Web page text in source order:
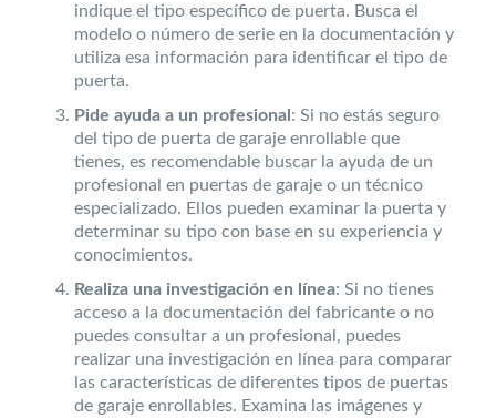
indique el tipo específico de puerta. Busca el
modelo o número de serie en la documentación y
utiliza esa información para identificar el tipo de
puerta.
Pide ayuda a un profesional : Si no estás seguro
del tipo de puerta de garaje enrollable que
tienes, es recomendable buscar la ayuda de un
profesional en puertas de garaje o un técnico
especializado. Ellos pueden examinar la puerta y
determinar su tipo con base en su experiencia y
conocimientos.
Realiza una investigación en línea: Si no tienes
acceso a la documentación del fabricante o no
puedes consultar a un profesional, puedes
realizar una investigación en línea para comparar
las características de diferentes tipos de puertas
de garaje enrollables. Examina las imágenes y